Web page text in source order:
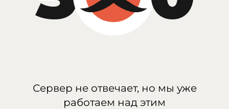
Сервер не отвечает, но мы уже
работаем над этим